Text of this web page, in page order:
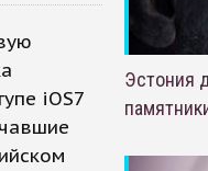
iOS7
Эстония